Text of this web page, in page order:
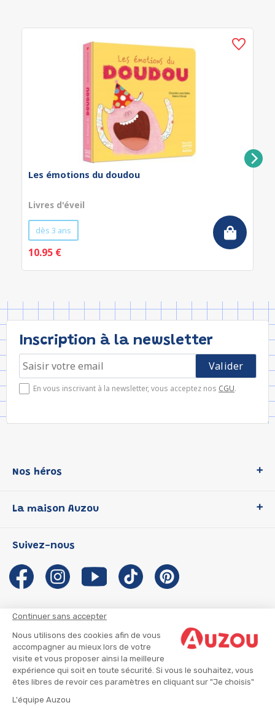
Continuer sans accepter
Nous utilisons des cookies afin de vous
accompagner au mieux lors de votre
visite et vous proposer ainsi la meilleure
expérience qui soit en toute sécurité. Si vous le souhaitez, vous
êtes libres de revoir ces paramètres en cliquant sur "Je choisis"
L'équipe Auzou
Les émotions du doudou
Livres d'éveil
dès 3 ans
10.95 €
Inscription à la newsletter
En vous inscrivant à la newsletter, vous acceptez nos CGU.
Nos héros
P'tit Loup
Les Influenceuses
Migali
Petite Taupe
La maison Auzou
Notre histoire
Auzou s'engage
Auteurs et illustrateurs Auzou
Suivre mon colis
Infos consommateur
Suivez-nous
CGU
CGV
Mentions légales